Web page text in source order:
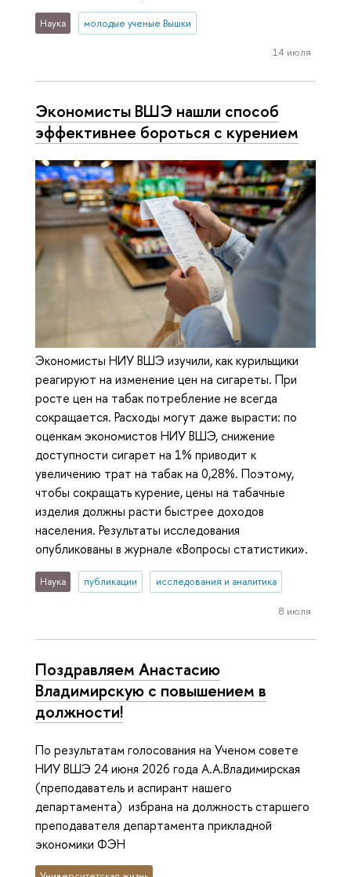
Наука молодые ученые Вышки
14 июля
Экономисты ВШЭ нашли способ
эффективнее бороться с курением
Экономисты НИУ ВШЭ изучили, как курильщики
реагируют на изменение цен на сигареты. При
росте цен на табак потребление не всегда
сокращается. Расходы могут даже вырасти: по
оценкам экономистов НИУ ВШЭ, снижение
доступности сигарет на 1% приводит к
увеличению трат на табак на 0,28%. Поэтому,
чтобы сокращать курение, цены на табачные
изделия должны расти быстрее доходов
населения. Результаты исследования
опубликованы в журнале «Вопросы статистики».
Наука публикации исследования и аналитика
8 июля
Поздравляем Анастасию
Владимирскую с повышением в
должности!
По результатам голосования на Ученом совете
НИУ ВШЭ 24 июня 2026 года А.А.Владимирская
(преподаватель и аспирант нашего
департамента) избрана на должность старшего
преподавателя департамента прикладной
экономики ФЭН